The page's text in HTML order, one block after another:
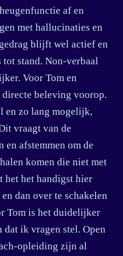
af en
met hallucinaties en
blijft wel actief en
tot stand. Non-verbaal
Voor Tom en
directe beleving voorop.
en zo lang mogelijk,
vraagt van de
afstemmen om de
komen die niet met
het handigst hier
dan over te schakelen
Tom is het duidelijker
dat ik vragen stel. Open
opleiding zijn al